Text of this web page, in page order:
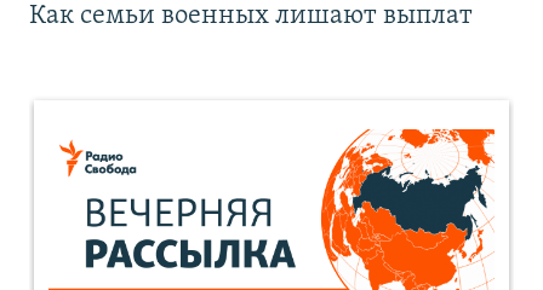
Как семьи военных лишают выплат